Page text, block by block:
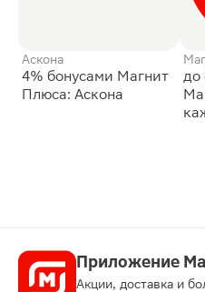
Аскона
4% бонусами Магнит
Плюса: Аскона
до
Приложение
Акции, доставка и